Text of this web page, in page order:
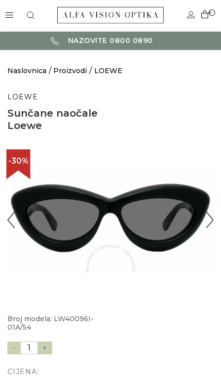
0
NAZOVITE 0800 0890
Naslovnica Proizvodi LOEWE
LOEWE
Sunčane naočale
Loewe
-30%
Broj modela: LW40096I-
01A/54
- 1 +
CIJENA: